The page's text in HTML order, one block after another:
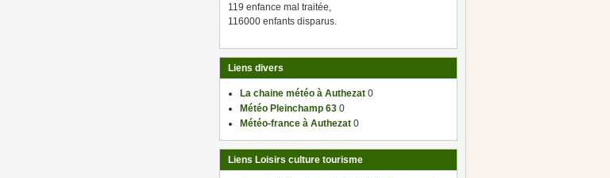
119 enfance mal traitée,
116000 enfants disparus.
Liens divers
La chaine météo à Authezat 0
Météo Pleinchamp 63 0
Météo-france à Authezat 0
Liens Loisirs culture tourisme